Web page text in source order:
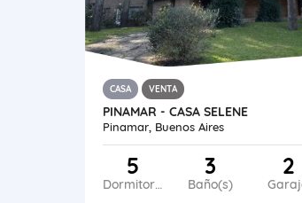
CASA VENTA
PINAMAR - CASA SELENE
Pinamar, Buenos Aires
5
Dormitorios
3
Baño(s)
2